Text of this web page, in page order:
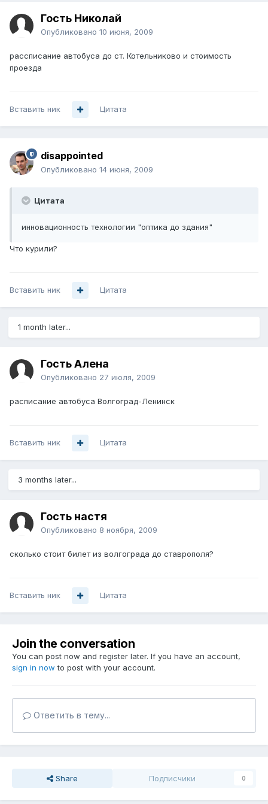
Гость Николай
Опубликовано 10 июня, 2009
рассписание автобуса до ст. Котельниково и стоимость
проезда
Вставить ник Цитата
disappointed
Опубликовано 14 июня, 2009
Цитата
инновационность технологии "оптика до здания"
Что курили?
Вставить ник Цитата
1 month later...
Гость Алена
Опубликовано 27 июля, 2009
расписание автобуса Волгоград-Ленинск
Вставить ник Цитата
3 months later...
Гость настя
Опубликовано 8 ноября, 2009
сколько стоит билет из волгограда до ставрополя?
Вставить ник Цитата
Join the conversation
You can post now and register later. If you have an account,
sign in now to post with your account.
Ответить в тему...
Share Подписчики 0